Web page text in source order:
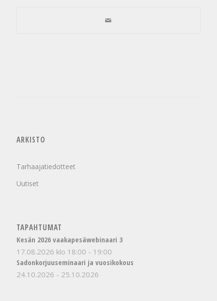
ARKISTO
Tarhaajatiedotteet
Uutiset
TAPAHTUMAT
Kesän 2026 vaakapesäwebinaari 3
17.08.2026 klo 18:00 - 19:00
Sadonkorjuuseminaari ja vuosikokous
24.10.2026 - 25.10.2026